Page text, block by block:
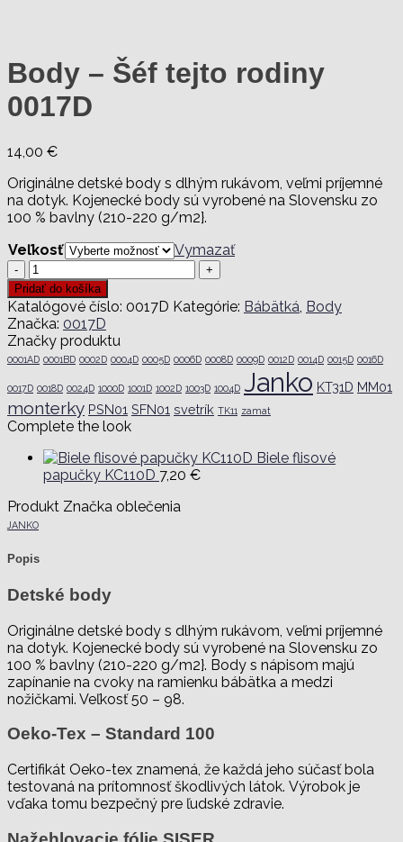
Body – Šéf tejto rodiny
0017D
14,00 €
Originálne detské body s dlhým rukávom, veľmi príjemné
na dotyk. Kojenecké body sú vyrobené na Slovensku zo
100 % bavlny (210-220 g/m2}.
Veľkosť
Vymazať
množstvo
Body
-
Šéf
tejto
rodiny
0017D
Pridať do košíka
Katalógové číslo: 0017D Kategórie: Bábätká Body
Značka: 0017D
Značky produktu
0001AD 0001BD 0002D 0004D 0005D 0006D 0008D 0009D 0012D 0014D 0015D 0016D
0017D 0018D 0024D 1000D 1001D 1002D 1003D 1004D Janko KT31D MM01
monterky PSN01 SFN01 svetrík TK11 zamat
Complete the look
Biele flisové
papučky KC110D 7,20 €
Produkt Značka oblečenia
JANKO
Popis
Detské body
Originálne detské body s dlhým rukávom, veľmi príjemné
na dotyk. Kojenecké body sú vyrobené na Slovensku zo
100 % bavlny (210-220 g/m2}. Body s nápisom majú
zapínanie na cvoky na ramienku bábätka a medzi
nožičkami. Veľkosť 50 – 98.
Oeko-Tex – Standard 100
Certifikát Oeko-tex znamená, že každá jeho súčasť bola
testovaná na prítomnosť škodlivých látok. Výrobok je
vďaka tomu bezpečný pre ľudské zdravie.